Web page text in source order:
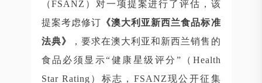
（FSANZ）对一项提案进行了评估，该
提案考虑修订 《澳大利亚新西兰食品标准
法典》
，要求在澳大利亚和新西兰销售的
食品必须显示“健康星级评分”（Health
Star Rating）标志，FSANZ现公开征集